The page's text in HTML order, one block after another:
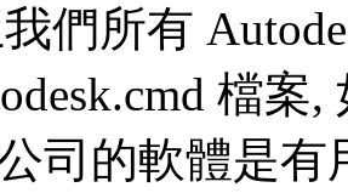
們所有
檔案
公司的軟體是